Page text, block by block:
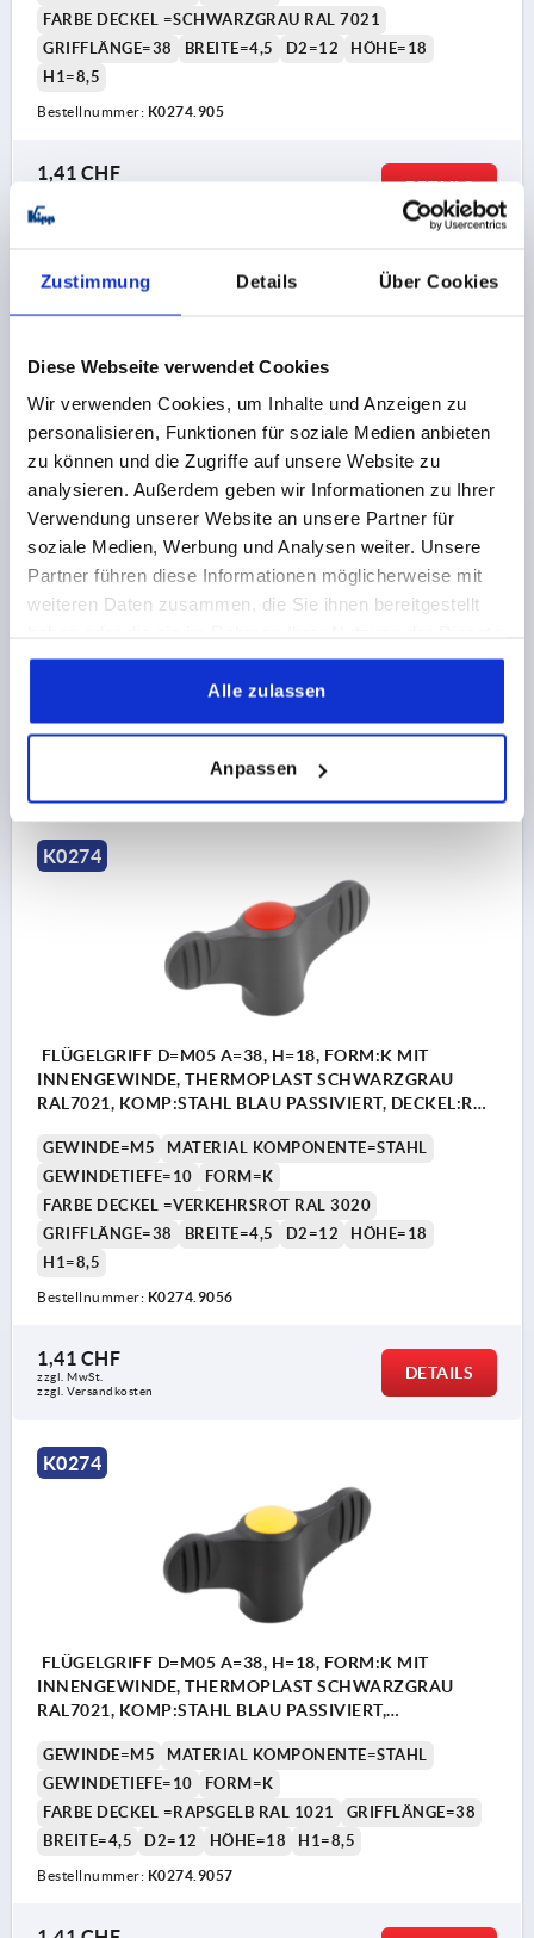
Zustimmung Details Über Cookies
Diese Webseite verwendet Cookies
Wir verwenden Cookies, um Inhalte und Anzeigen zu
personalisieren, Funktionen für soziale Medien anbieten
zu können und die Zugriffe auf unsere Website zu
analysieren. Außerdem geben wir Informationen zu Ihrer
Verwendung unserer Website an unsere Partner für
soziale Medien, Werbung und Analysen weiter. Unsere
Partner führen diese Informationen möglicherweise mit
weiteren Daten zusammen, die Sie ihnen bereitgestellt
gesammelt haben.
Alle zulassen
Anpassen
FARBE DECKEL =SCHWARZGRAU RAL 7021
GRIFFLÄNGE=38
BREITE=4,5 D2=12
HÖHE=18
H1=8,5
Bestellnummer: K0274.905
1,41 CHF
zzgl. Versandkosten
DETAILS
K0274
FLÜGELGRIFF D=M05 A=38, H=18, FORM:K MIT
INNENGEWINDE, THERMOPLAST SCHWARZGRAU
RAL7021, KOMP:STAHL BLAU PASSIVIERT,
DECKEL:GRAU RAL7035
GEWINDE=M5
MATERIAL KOMPONENTE=STAHL
GEWINDETIEFE=10
FORM=K
BREITE=4,5
D2=12 HÖHE=18 H1=8,5
K0274.9055
K0274
FLÜGELGRIFF D=M05 A=38, H=18, FORM:K MIT
INNENGEWINDE, THERMOPLAST SCHWARZGRAU
RAL7021, KOMP:STAHL BLAU PASSIVIERT, DECKEL:ROT
GEWINDE=M5
MATERIAL KOMPONENTE=STAHL
GEWINDETIEFE=10
FORM=K
FARBE DECKEL =VERKEHRSROT RAL 3020
GRIFFLÄNGE=38
BREITE=4,5 D2=12
HÖHE=18
H1=8,5
Bestellnummer: K0274.9056
1,41 CHF
zzgl. MwSt.
zzgl. Versandkosten
DETAILS
K0274
FLÜGELGRIFF D=M05 A=38, H=18, FORM:K MIT
INNENGEWINDE, THERMOPLAST SCHWARZGRAU
RAL7021, KOMP:STAHL BLAU PASSIVIERT,
GEWINDE=M5
MATERIAL KOMPONENTE=STAHL
GEWINDETIEFE=10
FORM=K
FARBE DECKEL =RAPSGELB RAL 1021
GRIFFLÄNGE=38
BREITE=4,5
D2=12 HÖHE=18 H1=8,5
Bestellnummer: K0274.9057